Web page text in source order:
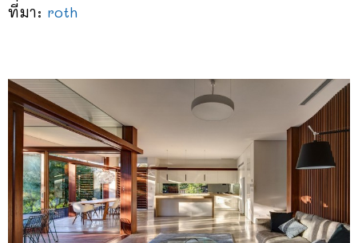
ที่มา: roth